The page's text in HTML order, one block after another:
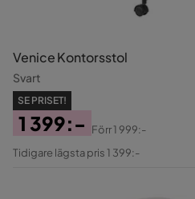
Venice Kontorsstol
Svart
SE PRISET!
Pris
1 399:-
Original
Förr1 999:-
Tidigare lägsta pris 1 399:-